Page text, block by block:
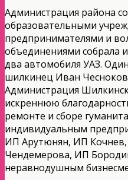
Администрация района
образовательными
предпринимателями и
объединениями собрала
два автомобиля УАЗ.
шилкинец Иван
Администрация
искреннюю
ремонте и сборе
индивидуальным
ИП Арутюнян, ИП
Чендемерова, ИП
неравнодушным